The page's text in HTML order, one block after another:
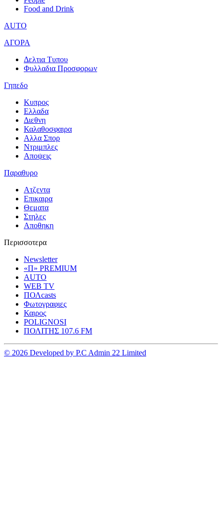
Food and Drink
AUTO
ΑΓΟΡΑ
Δελτια Τυπου
Φυλλαδια Προσφορων
Γηπεδο
Κυπρος
Ελλαδα
Διεθνη
Καλαθοσφαιρα
Αλλα Σπορ
Ντριμπλες
Αποψεις
Παραθυρο
Ατζεντα
Επικαιρα
Θεματα
Στηλες
Αποθηκη
Περισσοτερα
Newsletter
«Π» PREMIUM
AUTO
WEB TV
ΠΟΛcasts
Φωτογραφιες
Καιρος
POLIGNOSI
ΠΟΛΙΤΗΣ 107.6 FM
© 2026 Developed by P.C Admin 22 Limited